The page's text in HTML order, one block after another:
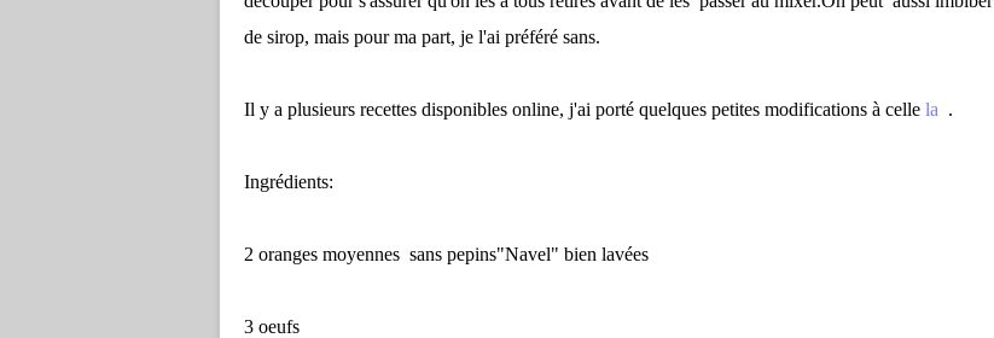
de sirop, mais pour ma part, je l'ai préféré sans.
Il y a plusieurs recettes disponibles online, j'ai porté quelques petites modifications à celle la .
Ingrédients:
2 oranges moyennes sans pepins"Navel" bien lavées
3 oeufs